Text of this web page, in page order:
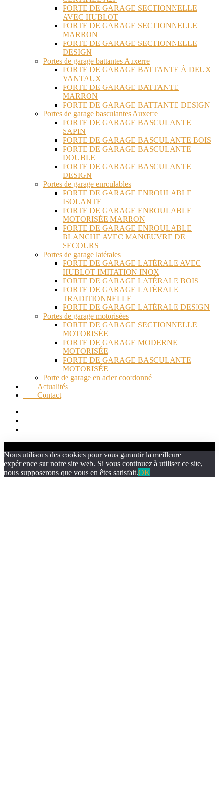
PORTE DE GARAGE SECTIONNELLE
AVEC HUBLOT
PORTE DE GARAGE SECTIONNELLE
MARRON
PORTE DE GARAGE SECTIONNELLE
DESIGN
Portes de garage battantes Auxerre
PORTE DE GARAGE BATTANTE À DEUX
VANTAUX
PORTE DE GARAGE BATTANTE
MARRON
PORTE DE GARAGE BATTANTE DESIGN
Portes de garage basculantes Auxerre
PORTE DE GARAGE BASCULANTE
SAPIN
PORTE DE GARAGE BASCULANTE BOIS
PORTE DE GARAGE BASCULANTE
DOUBLE
PORTE DE GARAGE BASCULANTE
DESIGN
Portes de garage enroulables
PORTE DE GARAGE ENROULABLE
ISOLANTE
PORTE DE GARAGE ENROULABLE
MOTORISÉE MARRON
PORTE DE GARAGE ENROULABLE
BLANCHE AVEC MANŒUVRE DE
SECOURS
Portes de garage latérales
PORTE DE GARAGE LATÉRALE AVEC
HUBLOT IMITATION INOX
PORTE DE GARAGE LATÉRALE BOIS
PORTE DE GARAGE LATÉRALE
TRADITIONNELLE
PORTE DE GARAGE LATÉRALE DESIGN
Portes de garage motorisées
PORTE DE GARAGE SECTIONNELLE
MOTORISÉE
PORTE DE GARAGE MODERNE
MOTORISÉE
PORTE DE GARAGE BASCULANTE
MOTORISÉE
Porte de garage en acier coordonné
Actualités
Contact
Nous utilisons des cookies pour vous garantir la meilleure
expérience sur notre site web. Si vous continuez à utiliser ce site,
nous supposerons que vous en êtes satisfait.OK